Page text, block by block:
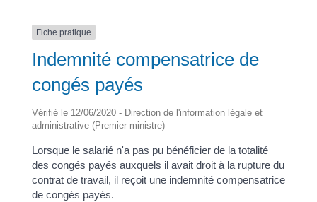
Fiche pratique
Indemnité compensatrice de
congés payés
Vérifié le 12/06/2020 - Direction de l'information légale et
administrative (Premier ministre)
Lorsque le salarié n'a pas pu bénéficier de la totalité
des congés payés auxquels il avait droit à la rupture du
contrat de travail, il reçoit une indemnité compensatrice
de congés payés.